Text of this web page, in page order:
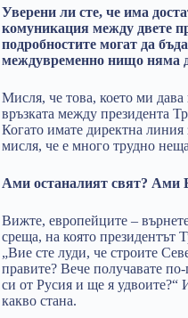
Уверени ли сте, че има
комуникация между двете
подробностите могат да
междувременно нищо няма
Мисля, че това, което ми дава
връзката между президента
Когато имате директна
мисля, че е много трудно
Ами останалият свят? Ами
Вижте, европейците –
среща, на която президентът
„Вие сте луди, че строите
правите? Вече получавате по-
си от Русия и ще я
какво стана.